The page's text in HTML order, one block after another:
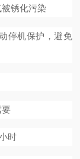
锈化污染
停机保护，避免
要
时